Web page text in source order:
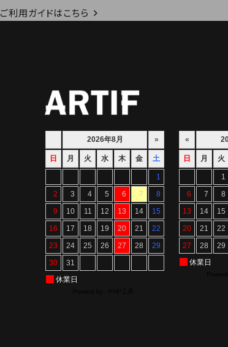
ご利用ガイドはこちら